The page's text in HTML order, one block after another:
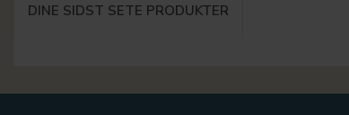
DINE SIDST SETE PRODUKTER